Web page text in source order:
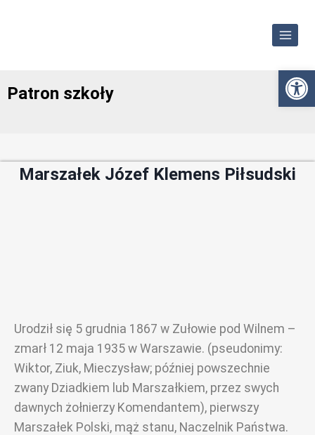
Patron szkoły
Marszałek Józef Klemens Piłsudski
Urodził się 5 grudnia 1867 w Zułowie pod Wilnem –
zmarł 12 maja 1935 w Warszawie. (pseudonimy:
Wiktor, Ziuk, Mieczysław; później powszechnie
zwany Dziadkiem lub Marszałkiem, przez swych
dawnych żołnierzy Komendantem), pierwszy
Marszałek Polski, mąż stanu, Naczelnik Państwa.